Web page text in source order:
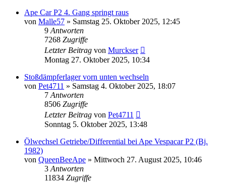
Ape Car P2 4. Gang springt raus
von Malle57 » Samstag 25. Oktober 2025, 12:45
9 Antworten
7268 Zugriffe
Letzter Beitrag von Murckser
Montag 27. Oktober 2025, 10:34
Stoßdämpferlager vorn unten wechseln
von Pet4711 » Samstag 4. Oktober 2025, 18:07
7 Antworten
8506 Zugriffe
Letzter Beitrag von Pet4711
Sonntag 5. Oktober 2025, 13:48
Ölwechsel Getriebe/Differential bei Ape Vespacar P2 (Bj.
1982)
von QueenBeeApe » Mittwoch 27. August 2025, 10:46
3 Antworten
11834 Zugriffe